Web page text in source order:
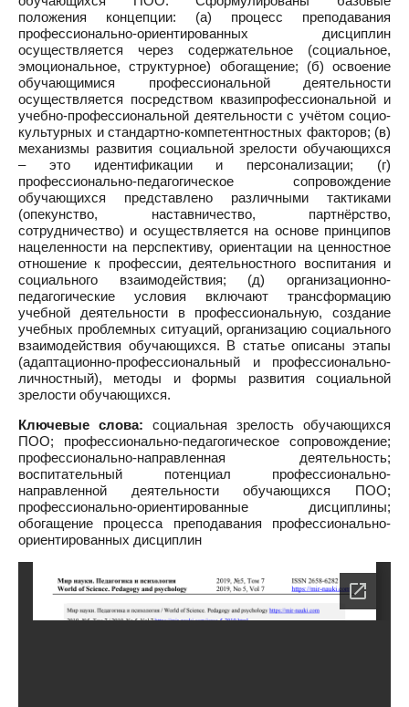
положения концепции: (а) процесс преподавания
профессионально-ориентированных дисциплин
осуществляется через содержательное (социальное,
эмоциональное, структурное) обогащение; (б) освоение
обучающимися профессиональной деятельности
осуществляется посредством квазипрофессиональной и
учебно-профессиональной деятельности с учётом социо-
культурных и стандартно-компетентностных факторов; (в)
механизмы развития социальной зрелости обучающихся
– это идентификации и персонализации; (г)
профессионально-педагогическое сопровождение
обучающихся представлено различными тактиками
(опекунство, наставничество, партнёрство,
сотрудничество) и осуществляется на основе принципов
нацеленности на перспективу, ориентации на ценностное
отношение к профессии, деятельностного воспитания и
социального взаимодействия; (д) организационно-
педагогические условия включают трансформацию
учебной деятельности в профессиональную, создание
учебных проблемных ситуаций, организацию социального
взаимодействия обучающихся. В статье описаны этапы
(адаптационно-профессиональный и профессионально-
личностный), методы и формы развития социальной
зрелости обучающихся.
Ключевые слова: социальная зрелость обучающихся
ПОО; профессионально-педагогическое сопровождение;
профессионально-направленная деятельность;
воспитательный потенциал профессионально-
направленной деятельности обучающихся ПОО;
профессионально-ориентированные дисциплины;
обогащение процесса преподавания профессионально-
ориентированных дисциплин